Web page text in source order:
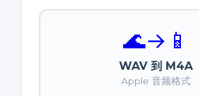
🌊→ 📱
WAV 到 M4A
Apple 音频格式